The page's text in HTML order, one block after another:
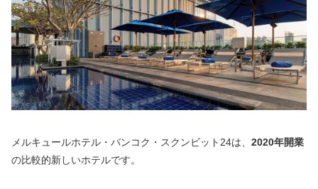
メルキュールホテル・バンコク・スクンビット24は、 2020年開業
の比較的新しいホテルです。